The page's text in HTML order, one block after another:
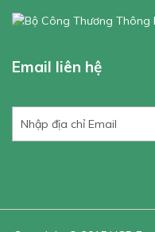
Email liên hệ